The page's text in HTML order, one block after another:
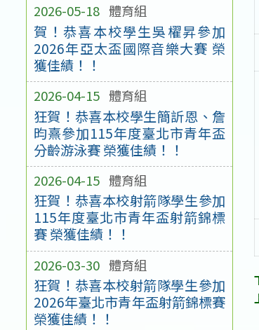
2026-05-18 體育組
賀！恭喜本校學生吳櫂昇參加
2026年亞太盃國際音樂大賽 榮
獲佳績！！
2026-04-15 體育組
狂賀！恭喜本校學生簡訢恩、詹
昀熹參加115年度臺北市青年盃
分齡游泳賽 榮獲佳績！！
2026-04-15 體育組
狂賀！恭喜本校射箭隊學生參加
115年度臺北市青年盃射箭錦標
賽 榮獲佳績！！
2026-03-30 體育組
狂賀！恭喜本校射箭隊學生參加
2026年臺北市青年盃射箭錦標賽
榮獲佳績！！